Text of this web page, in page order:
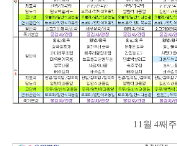
11월 4째주